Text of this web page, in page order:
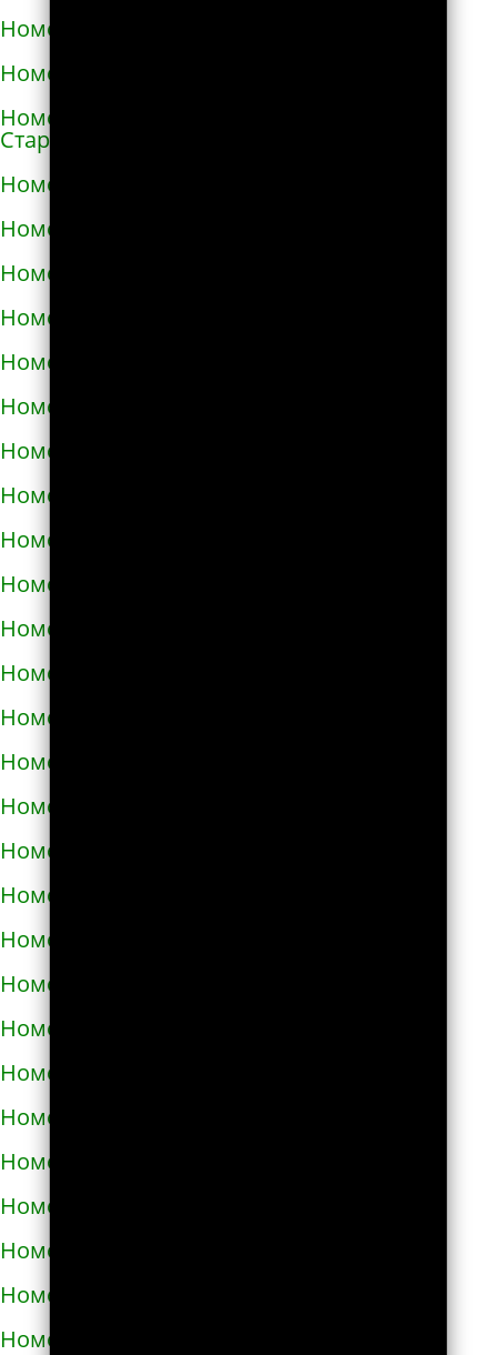
Номера телефонов такси в Солоницевке
Номера телефонов такси в Сосновке
Номера телефонов такси в
Староконстантинове
Номера телефонов такси в Стебнике
Номера телефонов такси в Стрые
Номера телефонов такси в Сумах
Номера телефонов такси в Таврийске
Номера телефонов такси в Тальном
Номера телефонов такси в Тараще
Номера телефонов такси в Татарбунарах
Номера телефонов такси в Теплодаре
Номера телефонов такси в Теребовле
Номера телефонов такси в Терновке
Номера телефонов такси в Тернополе
Номера телефонов такси в Токмаке
Номера телефонов такси в Тростянце
Номера телефонов такси в Трускавце
Номера телефонов такси в Тульчине
Номера телефонов такси в Ужгороде
Номера телефонов такси в Узине
Номера телефонов такси в Украинке
Номера телефонов такси в Умани
Номера телефонов такси в Фастове
Номера телефонов такси в Харькове
Номера телефонов такси в Херсоне
Номера телефонов такси в Хмельнике
Номера телефонов такси в Хмельницком
Номера телефонов такси в Хороле
Номера телефонов такси в Христиновке
Номера телефонов такси в Хусте